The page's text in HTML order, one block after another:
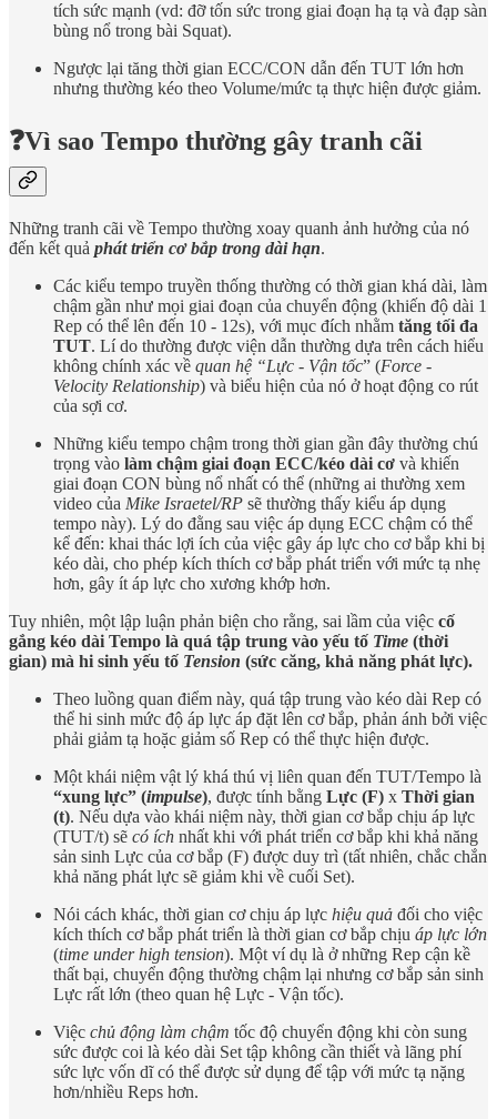
tích sức mạnh (vd: đỡ tốn sức trong giai đoạn hạ tạ và đạp sàn
bùng nổ trong bài Squat).
Ngược lại tăng thời gian ECC/CON dẫn đến TUT lớn hơn
nhưng thường kéo theo Volume/mức tạ thực hiện được giảm.
❓Vì sao Tempo thường gây tranh cãi
Những tranh cãi về Tempo thường xoay quanh ảnh hưởng của nó
đến kết quả phát triển cơ bắp trong dài hạn.
Các kiểu tempo truyền thống thường có thời gian khá dài, làm
chậm gần như mọi giai đoạn của chuyển động (khiến độ dài 1
Rep có thể lên đến 10 - 12s), với mục đích nhằm tăng tối đa
TUT. Lí do thường được viện dẫn thường dựa trên cách hiểu
không chính xác về quan hệ “Lực - Vận tốc” (Force -
Velocity Relationship) và biểu hiện của nó ở hoạt động co rút
của sợi cơ.
Những kiểu tempo chậm trong thời gian gần đây thường chú
trọng vào làm chậm giai đoạn ECC/kéo dài cơ và khiến
giai đoạn CON bùng nổ nhất có thể (những ai thường xem
video của Mike Israetel/RP sẽ thường thấy kiểu áp dụng
tempo này). Lý do đằng sau việc áp dụng ECC chậm có thể
kể đến: khai thác lợi ích của việc gây áp lực cho cơ bắp khi bị
kéo dài, cho phép kích thích cơ bắp phát triển với mức tạ nhẹ
hơn, gây ít áp lực cho xương khớp hơn.
Tuy nhiên, một lập luận phản biện cho rằng, sai lầm của việc cố
gắng kéo dài Tempo là quá tập trung vào yếu tố Time (thời
gian) mà hi sinh yếu tố Tension (sức căng, khả năng phát lực).
Theo luồng quan điểm này, quá tập trung vào kéo dài Rep có
thể hi sinh mức độ áp lực áp đặt lên cơ bắp, phản ánh bởi việc
phải giảm tạ hoặc giảm số Rep có thể thực hiện được.
Một khái niệm vật lý khá thú vị liên quan đến TUT/Tempo là
“xung lực” (impulse), được tính bằng Lực (F) x Thời gian
(t). Nếu dựa vào khái niệm này, thời gian cơ bắp chịu áp lực
(TUT/t) sẽ có ích nhất khi với phát triển cơ bắp khi khả năng
sản sinh Lực của cơ bắp (F) được duy trì (tất nhiên, chắc chắn
khả năng phát lực sẽ giảm khi về cuối Set).
Nói cách khác, thời gian cơ chịu áp lực hiệu quả đối cho việc
kích thích cơ bắp phát triển là thời gian cơ bắp chịu áp lực lớn
(time under high tension). Một ví dụ là ở những Rep cận kề
thất bại, chuyển động thường chậm lại nhưng cơ bắp sản sinh
Lực rất lớn (theo quan hệ Lực - Vận tốc).
Việc chủ động làm chậm tốc độ chuyển động khi còn sung
sức được coi là kéo dài Set tập không cần thiết và lãng phí
sức lực vốn dĩ có thể được sử dụng để tập với mức tạ nặng
hơn/nhiều Reps hơn.